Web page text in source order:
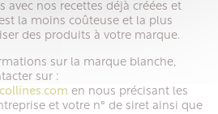
avec nos recettes déjà créées et
la moins coûteuse et la plus
des produits à votre marque.
sur la marque blanche,
sur :
en nous précisant les
et votre n° de siret ainsi que